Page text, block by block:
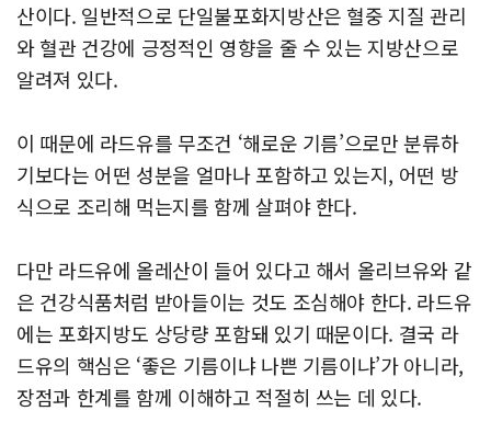
산이다. 일반적으로 단일불포화지방산은 혈중 지질 관리
와 혈관 건강에 긍정적인 영향을 줄 수 있는 지방산으로
알려져 있다.
이 때문에 라드유를 무조건 ‘해로운 기름’으로만 분류하
기보다는 어떤 성분을 얼마나 포함하고 있는지, 어떤 방
식으로 조리해 먹는지를 함께 살펴야 한다.
다만 라드유에 올레산이 들어 있다고 해서 올리브유와 같
은 건강식품처럼 받아들이는 것도 조심해야 한다. 라드유
에는 포화지방도 상당량 포함돼 있기 때문이다. 결국 라
드유의 핵심은 ‘좋은 기름이냐 나쁜 기름이냐’가 아니라,
장점과 한계를 함께 이해하고 적절히 쓰는 데 있다.